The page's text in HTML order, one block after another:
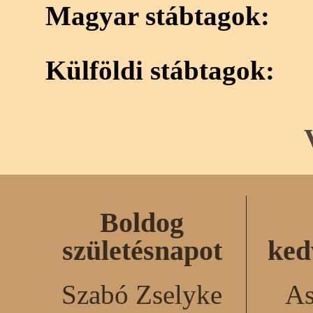
Magyar stábtagok:
Külföldi stábtagok:
Boldog
születésnapot
Szabó Zselyke